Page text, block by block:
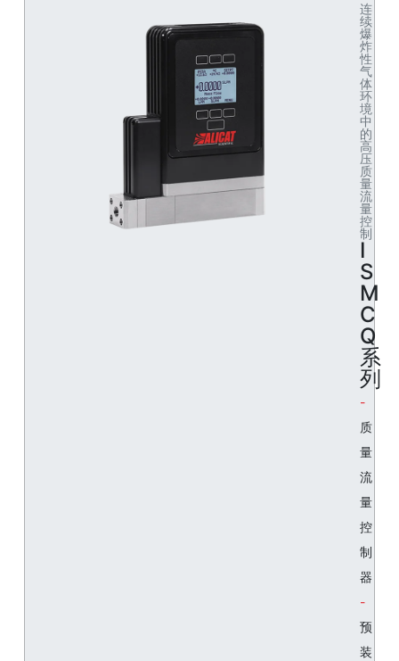
连
续
爆
炸
性
气
体
环
境
中
的
高
压
质
量
流
量
控
制
I
S
M
C
Q
系
列
质
量
流
量
控
制
器
预
装